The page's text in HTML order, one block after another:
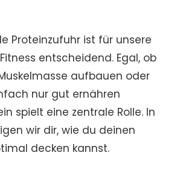
Proteinzufuhr ist für unsere
entscheidend. Egal, ob
aufbauen oder
nur gut ernähren
spielt eine zentrale Rolle. In
wir dir, wie du deinen
decken kannst.